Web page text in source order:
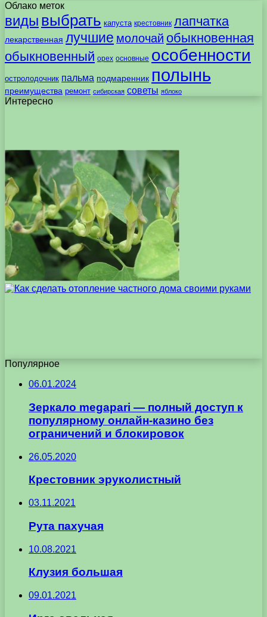
Облако меток
виды выбрать капуста крестовник лапчатка
лекарственная лучшие молочай обыкновенная
обыкновенный орех основные особенности
остролодочник пальма подмаренник полынь
преимущества ремонт сибирская советы яблоко
Интересно
Популярное
06.01.2024
Зеркало megapari — полный доступ к
популярному онлайн-казино без
ограничений и блокировок
26.05.2020
Крестовник эруколистный
03.11.2021
Рута пахучая
10.08.2021
Клузия большая
09.01.2021